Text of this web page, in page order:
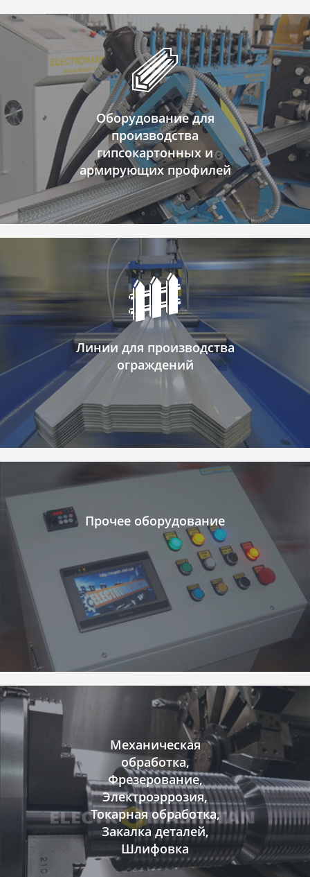
Оборудование для
производства
гипсокартонных и
армирующих профилей
Линии для производства
ограждений
Прочее оборудование
Механическая
обработка,
Фрезерование,
Электроэррозия,
Токарная обработка,
Закалка деталей,
Шлифовка